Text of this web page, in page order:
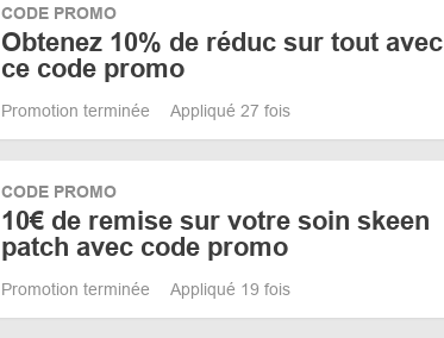
CODE PROMO
Obtenez 10% de réduc sur tout avec
ce code promo
Promotion terminée Appliqué 27 fois
CODE PROMO
10€ de remise sur votre soin skeen
patch avec code promo
Promotion terminée Appliqué 19 fois